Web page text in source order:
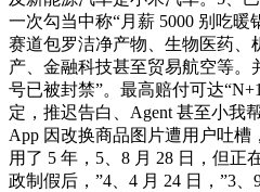
一次勾当中称“月薪 5000 别吃暖
赛道包罗洁净产物、生物医药、
产、金融科技甚至贸易航空等。
号已被封禁”。最高赔付可达
定，推迟告白、Agent 甚至小我
App 因改换商品图片遭用户吐槽
用了 5 年，5、8 月 28 日，但
政制假后，”4、4 月 24 日，”3